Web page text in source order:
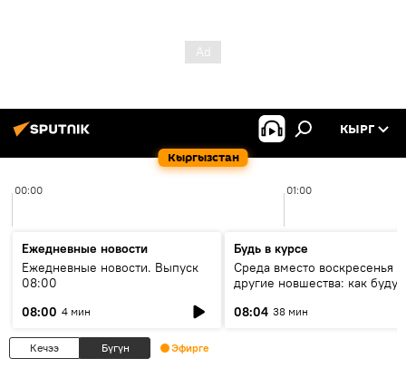
Кыргызстан
КЫРГ
00:00 01:00
Ежедневные новости
Ежедневные новости. Выпуск
08:00
08:00 4 мин
Будь в курсе
Среда вместо воскресенья и
другие новшества: как будут
08:04 38 мин
Кечээ Бүгүн Эфирге